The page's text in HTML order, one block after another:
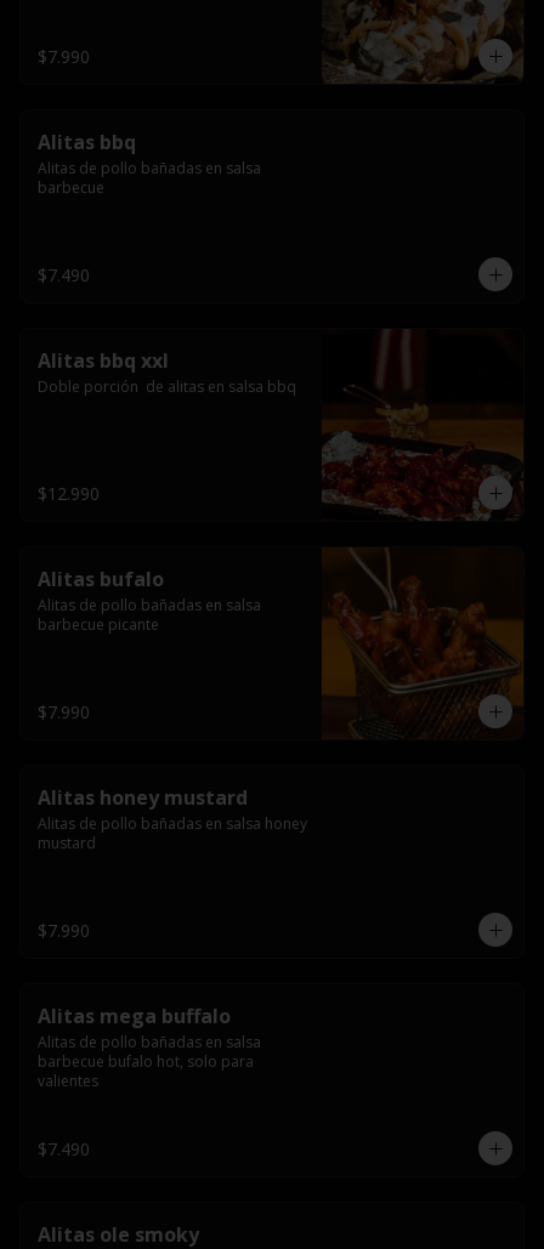
$7.990
Alitas bbq
Alitas de pollo bañadas en salsa
barbecue
$7.490
Alitas bbq xxl
Doble porción  de alitas en salsa bbq
$12.990
Alitas bufalo
Alitas de pollo bañadas en salsa
barbecue picante
$7.990
Alitas honey mustard
Alitas de pollo bañadas en salsa honey
mustard
$7.990
Alitas mega buffalo
Alitas de pollo bañadas en salsa
barbecue bufalo hot, solo para
valientes
$7.490
Alitas ole smoky